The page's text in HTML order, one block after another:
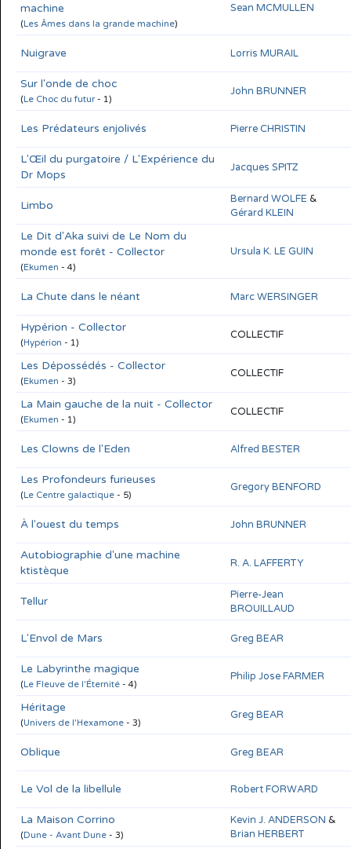
machine
(Les Âmes dans la grande machine)
Sean MCMULLEN
Nuigrave Lorris MURAIL
Sur l'onde de choc
(Le Choc du futur- 1)
John BRUNNER
Les Prédateurs enjolivés Pierre CHRISTIN
L'Œil du purgatoire / L'Expérience du
Dr Mops
Jacques SPITZ
Limbo Bernard WOLFE &
Gérard KLEIN
Le Dit d'Aka suivi de Le Nom du
monde est forêt - Collector
(Ekumen - 4)
Ursula K. LE GUIN
La Chute dans le néant Marc WERSINGER
Hypérion - Collector
(Hypérion - 1)
COLLECTIF
Les Dépossédés - Collector
(Ekumen - 3)
COLLECTIF
La Main gauche de la nuit - Collector
(Ekumen - 1)
COLLECTIF
Les Clowns de l'Eden Alfred BESTER
Les Profondeurs furieuses
(Le Centre galactique - 5)
Gregory BENFORD
À l'ouest du temps John BRUNNER
Autobiographie d'une machine
ktistèque
R. A. LAFFERTY
Tellur
Pierre-Jean
BROUILLAUD
L'Envol de Mars Greg BEAR
Le Labyrinthe magique
(Le Fleuve de l'Éternité - 4)
Philip Jose FARMER
Héritage
(Univers de l'Hexamone - 3)
Greg BEAR
Oblique Greg BEAR
Le Vol de la libellule Robert FORWARD
La Maison Corrino
(Dune - Avant Dune - 3)
Kevin J. ANDERSON &
Brian HERBERT